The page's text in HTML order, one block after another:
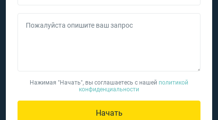
Пожалуйста опишите ваш запрос
Нажимая "Начать", вы соглашаетесь с нашей политикой
конфиденциальности
Начать